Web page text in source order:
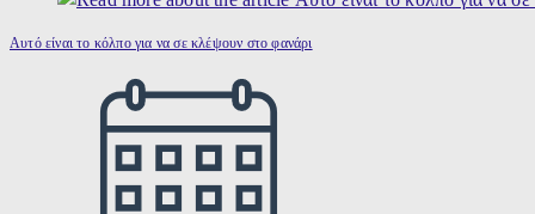
Αυτό είναι το κόλπο για να σε κλέψουν στο φανάρι